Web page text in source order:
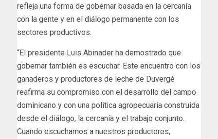
refleja una forma de gobernar basada en la cercanía
con la gente y en el diálogo permanente con los
sectores productivos.
“El presidente Luis Abinader ha demostrado que
gobernar también es escuchar. Este encuentro con los
ganaderos y productores de leche de Duvergé
reafirma su compromiso con el desarrollo del campo
dominicano y con una política agropecuaria construida
desde el diálogo, la cercanía y el trabajo conjunto.
Cuando escuchamos a nuestros productores,